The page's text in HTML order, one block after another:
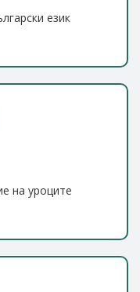
език
на уроците